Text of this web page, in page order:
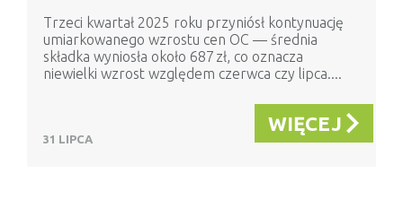
Trzeci kwartał 2025 roku przyniósł kontynuację
umiarkowanego wzrostu cen OC — średnia
składka wyniosła około 687 zł, co oznacza
niewielki wzrost względem czerwca czy lipca....
31 LIPCA
WIĘCEJ